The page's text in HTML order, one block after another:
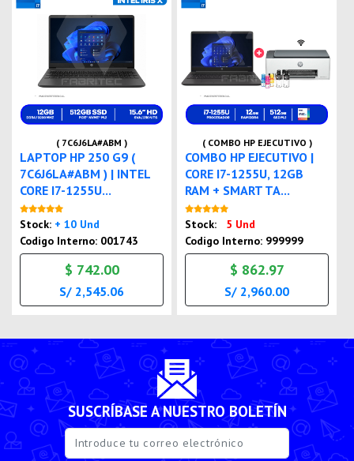
( 7C6J6LA#ABM )
LAPTOP HP 250 G9 (
7C6J6LA#ABM ) | INTEL
CORE I7-1255U...
Stock: + 10 Und
Codigo Interno: 001743
$ 742.00
S/ 2,545.06
( COMBO HP EJECUTIVO )
COMBO HP EJECUTIVO |
CORE I7-1255U, 12GB
RAM + SMART TA...
Stock:
5 Und
Codigo Interno: 999999
$ 862.97
S/ 2,960.00
SUSCRÍBASE A NUESTRO BOLETÍN